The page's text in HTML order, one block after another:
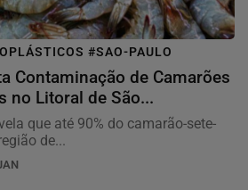
#SAO-PAULO
Contaminação de Camarões
no Litoral de São...
que até 90% do camarão-sete-
de...